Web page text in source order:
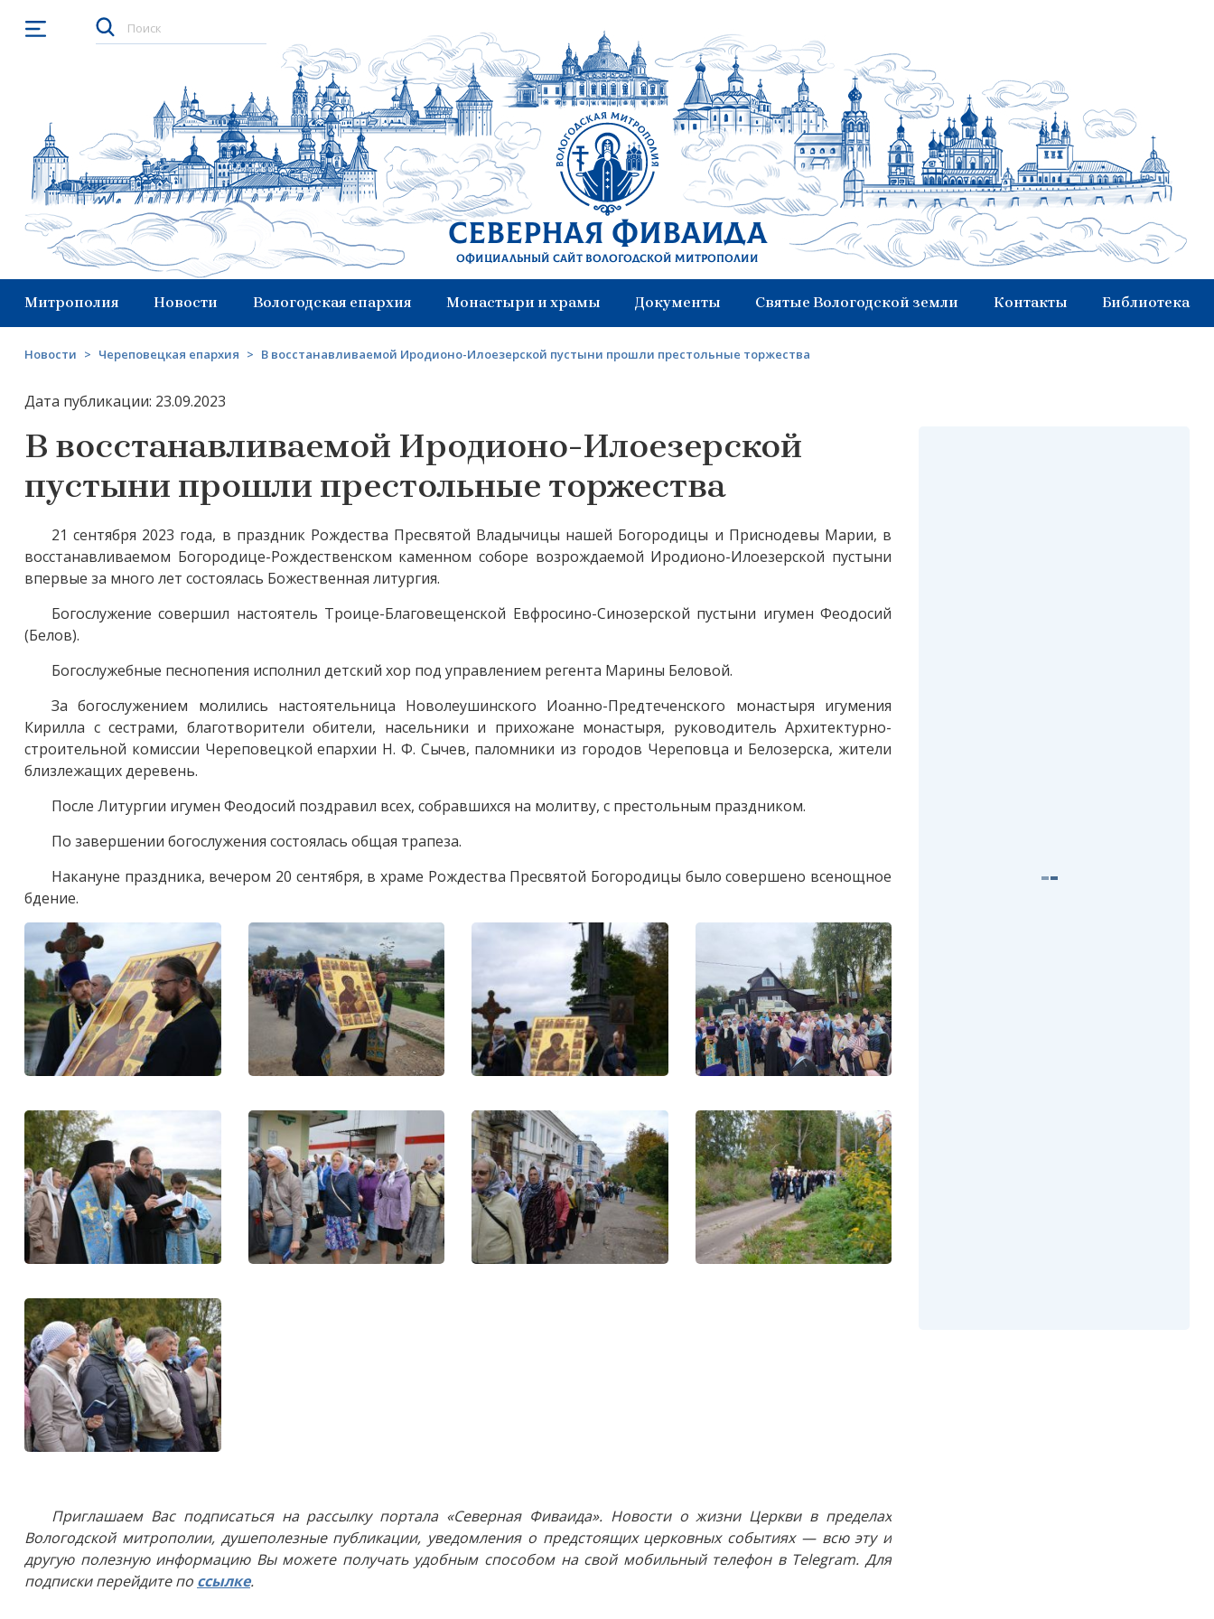
Открыть меню
Северная Фиваида
Официальный сайт Вологодской митрополии
Митрополия Новости Вологодская епархия Монастыри и храмы Документы Святые Вологодской земли Контакты Библиотека
Новости > Череповецкая епархия > В восстанавливаемой Иродионо-Илоезерской пустыни прошли престольные торжества
Дата публикации: 23.09.2023
В восстанавливаемой Иродионо-Илоезерской
пустыни прошли престольные торжества
21 сентября 2023 года, в праздник Рождества Пресвятой Владычицы нашей Богородицы и Приснодевы Марии, в
восстанавливаемом Богородице-Рождественском каменном соборе возрождаемой Иродионо-Илоезерской пустыни
впервые за много лет состоялась Божественная литургия.
Богослужение совершил настоятель Троице-Благовещенской Евфросино-Синозерской пустыни игумен Феодосий
(Белов).
Богослужебные песнопения исполнил детский хор под управлением регента Марины Беловой.
За богослужением молились настоятельница Новолеушинского Иоанно-Предтеченского монастыря игумения
Кирилла с сестрами, благотворители обители, насельники и прихожане монастыря, руководитель Архитектурно-
строительной комиссии Череповецкой епархии Н. Ф. Сычев, паломники из городов Череповца и Белозерска, жители
близлежащих деревень.
После Литургии игумен Феодосий поздравил всех, собравшихся на молитву, с престольным праздником.
По завершении богослужения состоялась общая трапеза.
Накануне праздника, вечером 20 сентября, в храме Рождества Пресвятой Богородицы было совершено всенощное
бдение.
Приглашаем Вас подписаться на рассылку портала «Северная Фиваида». Новости о жизни Церкви в пределах
Вологодской митрополии, душеполезные публикации, уведомления о предстоящих церковных событиях — всю эту и
другую полезную информацию Вы можете получать удобным способом на свой мобильный телефон в Telegram. Для
подписки перейдите по ссылке.